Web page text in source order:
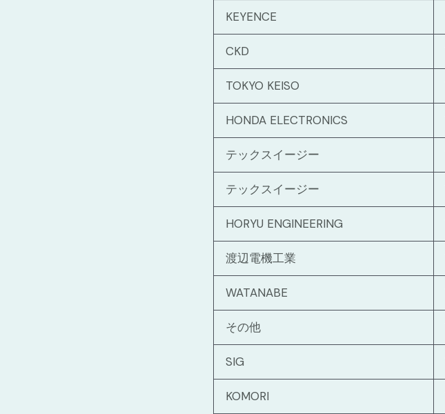
KEYENCE
CKD
TOKYO KEISO
HONDA ELECTRONICS
テックスイージー
テックスイージー
HORYU ENGINEERING
渡辺電機工業
WATANABE
その他
SIG
KOMORI